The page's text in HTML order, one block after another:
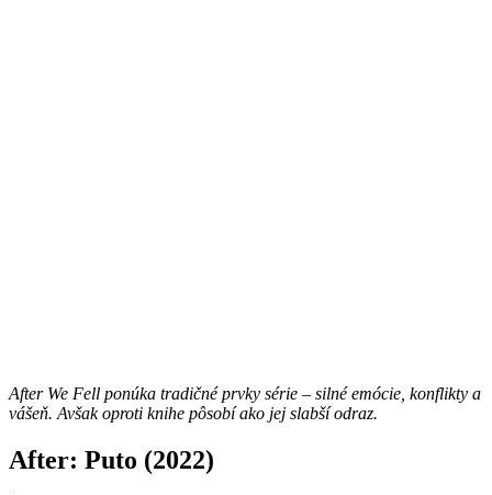
After We Fell ponúka tradičné prvky série – silné emócie, konflikty a
vášeň. Avšak oproti knihe pôsobí ako jej slabší odraz.
After: Puto (2022)